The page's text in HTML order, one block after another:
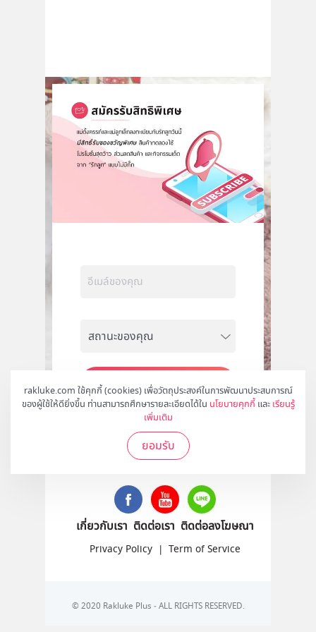
rakluke.com ใช้คุกกี้ (cookies) เพื่อวัตถุประสงค์ในการพัฒนาประสบการณ์
ของผู้ใช้ให้ดียิ่งขึ้น ท่านสามารถศึกษารายละเอียดได้ใน นโยบายคุกกี้ และ เรียนรู้
เพิ่มเติม
ยอมรับ
สมัคร
ติดตามเราได้ที่
เกี่ยวกับเรา ติดต่อเรา ติดต่อลงโฆษณา
Privacy Policy | Term of Service
© 2020 Rakluke Plus - ALL RIGHTS RESERVED.